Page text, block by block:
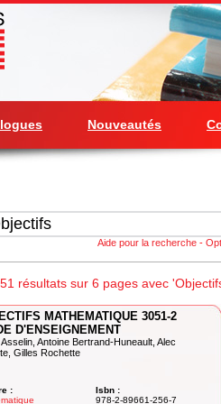
Nouveautés
Aide pour la recherche -
résultats sur 6 pages avec
MATHEMATIQUE 3051-2
D'ENSEIGNEMENT
Antoine Bertrand-Huneault, Alec
Gilles Rochette
:
Isbn :
978-2-89661-256-7